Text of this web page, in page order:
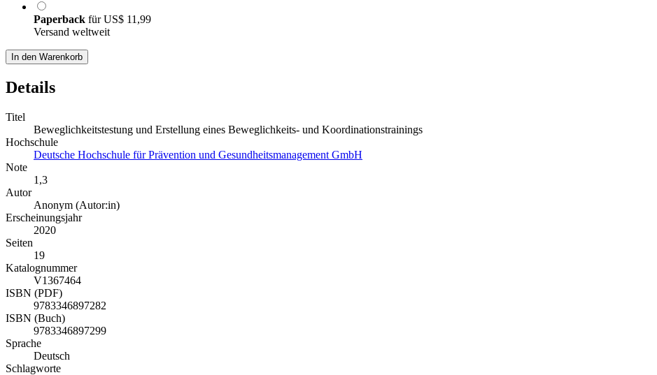
Paperback fürUS$ 11,99
Versand weltweit
In den Warenkorb
Details
Titel
Beweglichkeitstestung und Erstellung eines Beweglichkeits- und Koordinationstrainings
Hochschule
Deutsche Hochschule für Prävention und Gesundheitsmanagement GmbH
Note
1,3
Autor
Anonym (Autor:in)
Erscheinungsjahr
2020
Seiten
19
Katalognummer
V1367464
ISBN (PDF)
9783346897282
ISBN (Buch)
9783346897299
Sprache
Deutsch
Schlagworte